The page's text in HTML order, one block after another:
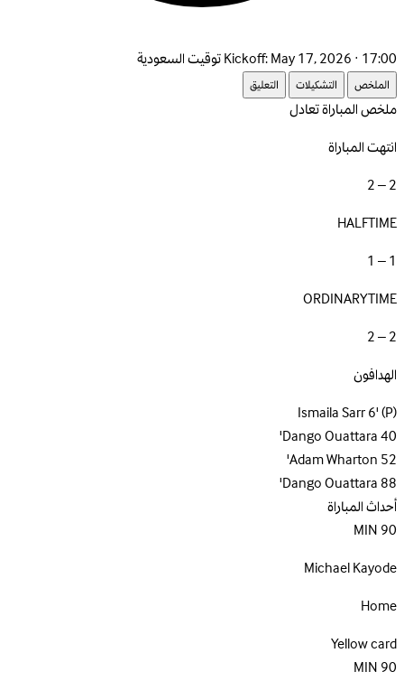
Kickoff:May 17, 2026 · 17:00 توقيت السعودية
الملخص التشكيلات التعليق
ملخص المباراةتعادل
انتهت المباراة
2 – 2
HALFTIME
1 – 1
ORDINARYTIME
2 – 2
الهدافون
Ismaila Sarr6'(P)
Dango Ouattara40'
Adam Wharton52'
Dango Ouattara88'
أحداث المباراة
90
MIN
Michael Kayode
Home
Yellow card
90
MIN